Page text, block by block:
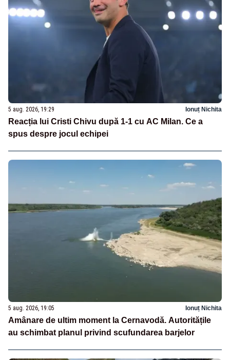
5 aug. 2026, 19:29 Ionuț Nichita
Reacția lui Cristi Chivu după 1-1 cu AC Milan. Ce a
spus despre jocul echipei
5 aug. 2026, 19:05 Ionuț Nichita
Amânare de ultim moment la Cernavodă. Autoritățile
au schimbat planul privind scufundarea barjelor